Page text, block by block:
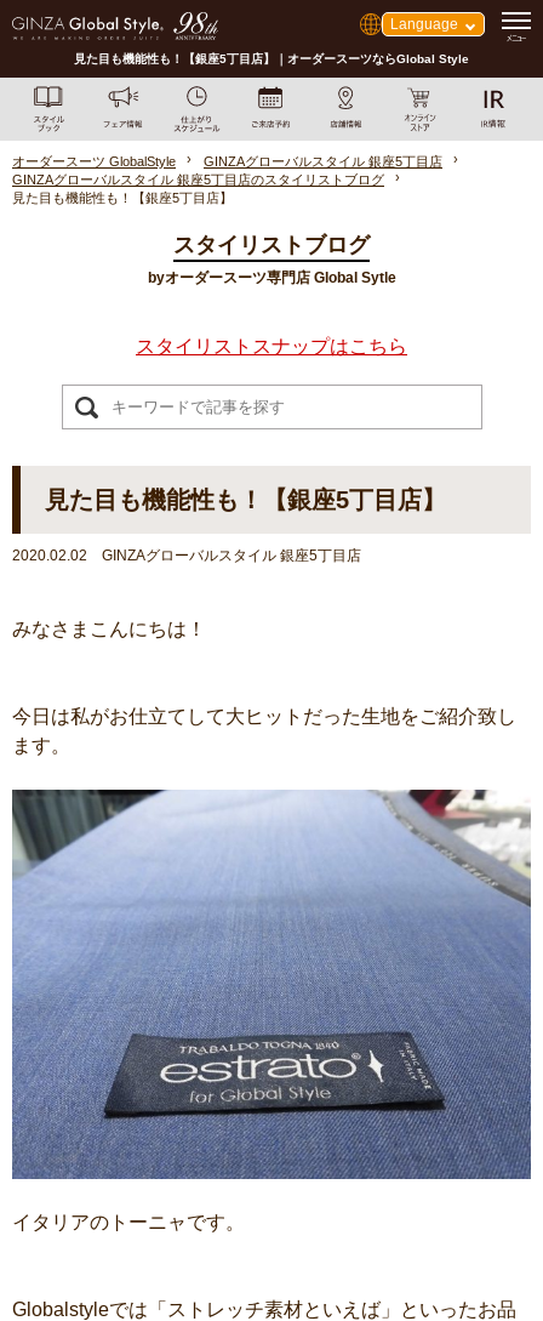
Language
見た目も機能性も！【銀座5丁目店】｜オーダースーツならGlobal Style
オーダースーツ GlobalStyle
GINZAグローバルスタイル 銀座5丁目店
GINZAグローバルスタイル 銀座5丁目店のスタイリストブログ
見た目も機能性も！【銀座5丁目店】
スタイリストブログ
byオーダースーツ専門店 Global Sytle
スタイリストスナップはこちら
見た目も機能性も！【銀座5丁目店】
2020.02.02 GINZAグローバルスタイル 銀座5丁目店
みなさまこんにちは！
今日は私がお仕立てして大ヒットだった生地をご紹介致し
ます。
イタリアのトーニャです。
Globalstyleでは「ストレッチ素材といえば」といったお品